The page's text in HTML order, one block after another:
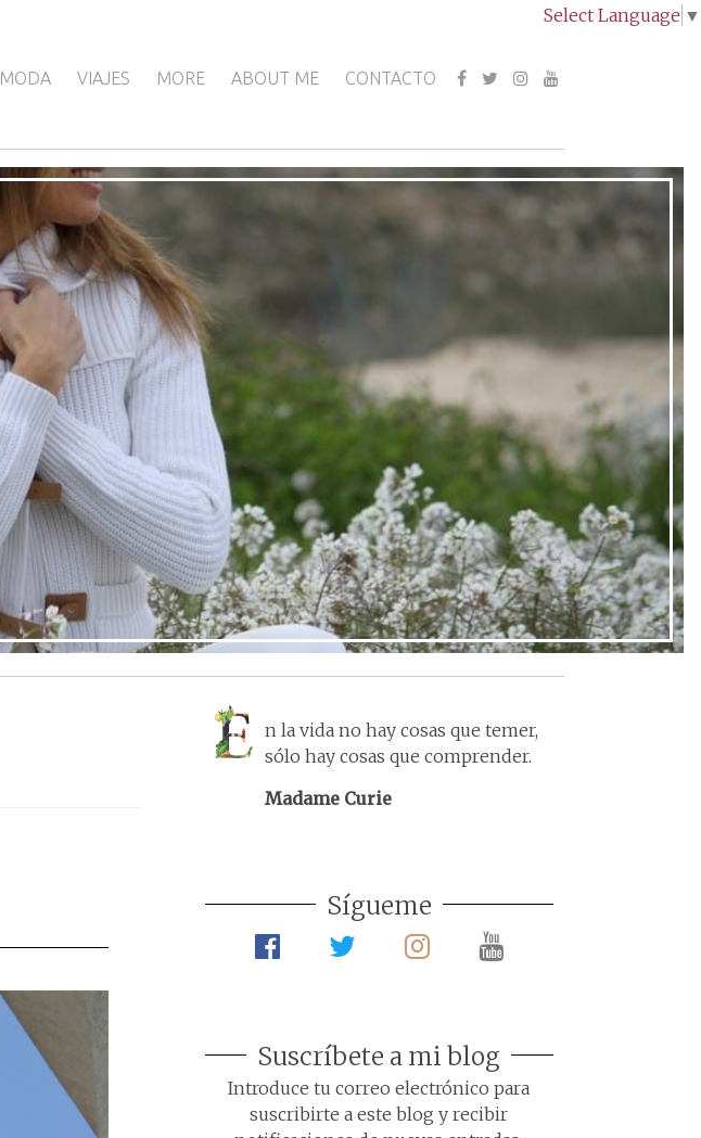
Select Language ▼
MODA VIAJES MORE ABOUT ME CONTACTO
n la vida no hay cosas que temer,
sólo hay cosas que comprender.
Madame Curie
Sígueme
Suscríbete a mi blog
Introduce tu correo electrónico para
suscribirte a este blog y recibir